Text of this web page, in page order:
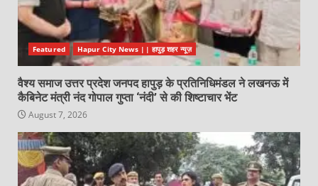
Featured Hapur City News || हापुड़ शहर न्यूज़
वैश्य समाज उत्तर प्रदेश जनपद हापुड़ के प्रतिनिधिमंडल ने लखनऊ में
कैबिनेट मंत्री नंद गोपाल गुप्ता ‘नंदी’ से की शिष्टाचार भेंट
August 7, 2026